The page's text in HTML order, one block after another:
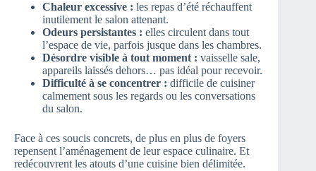
Chaleur excessive : les repas d’été réchauffent
inutilement le salon attenant.
Odeurs persistantes : elles circulent dans tout
l’espace de vie, parfois jusque dans les chambres.
Désordre visible à tout moment : vaisselle sale,
appareils laissés dehors… pas idéal pour recevoir.
Difficulté à se concentrer : difficile de cuisiner
calmement sous les regards ou les conversations
du salon.
Face à ces soucis concrets, de plus en plus de foyers
repensent l’aménagement de leur espace culinaire. Et
redécouvrent les atouts d’une cuisine bien délimitée.